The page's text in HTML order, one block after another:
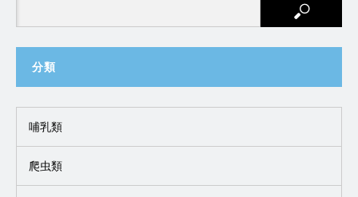
分類
哺乳類
爬虫類